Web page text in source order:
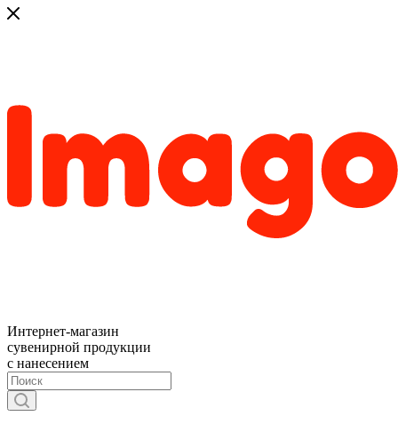
Интернет-магазин
сувенирной продукции
с нанесением